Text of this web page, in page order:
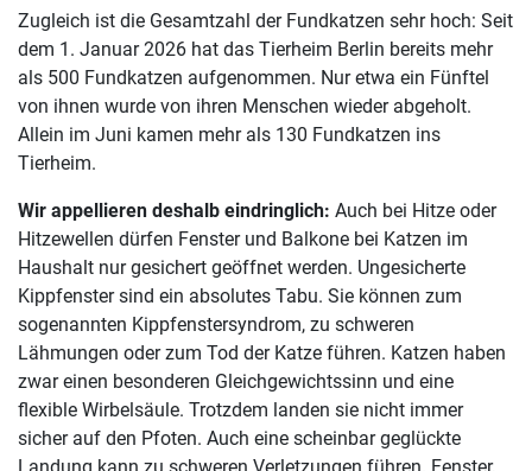
Zugleich ist die Gesamtzahl der Fundkatzen sehr hoch: Seit
dem 1. Januar 2026 hat das Tierheim Berlin bereits mehr
als 500 Fundkatzen aufgenommen. Nur etwa ein Fünftel
von ihnen wurde von ihren Menschen wieder abgeholt.
Allein im Juni kamen mehr als 130 Fundkatzen ins
Tierheim.
Wir appellieren deshalb eindringlich: Auch bei Hitze oder
Hitzewellen dürfen Fenster und Balkone bei Katzen im
Haushalt nur gesichert geöffnet werden. Ungesicherte
Kippfenster sind ein absolutes Tabu. Sie können zum
sogenannten Kippfenstersyndrom, zu schweren
Lähmungen oder zum Tod der Katze führen. Katzen haben
zwar einen besonderen Gleichgewichtssinn und eine
flexible Wirbelsäule. Trotzdem landen sie nicht immer
sicher auf den Pfoten. Auch eine scheinbar geglückte